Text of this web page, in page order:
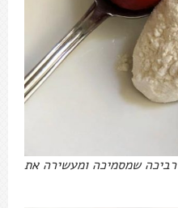
שמסמיכה ומעשירה את